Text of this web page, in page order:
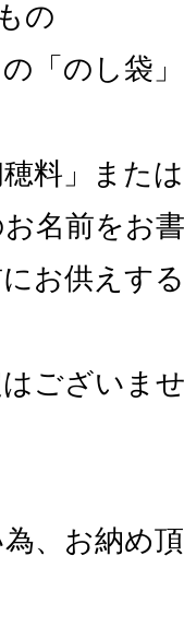
の
「のし袋
料」また
名前をお
お供えす
ございま
、お納め